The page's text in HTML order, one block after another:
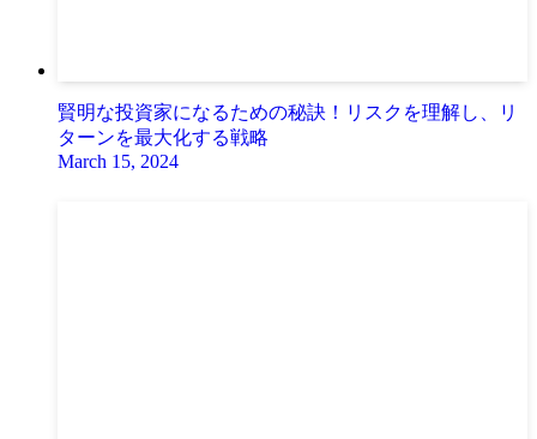
賢明な投資家になるための秘訣！リスクを理解し、リ
ターンを最大化する戦略
March 15, 2024